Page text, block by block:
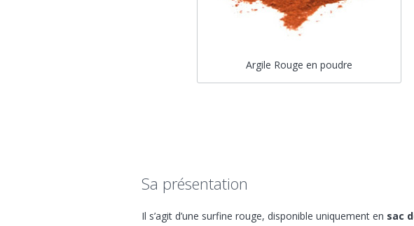
Argile Rouge en poudre
Sa présentation
Il s’agit d’une surfine rouge, disponible uniquement en sac